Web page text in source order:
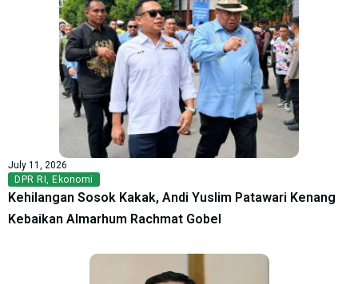
July 11, 2026
DPR RI , Ekonomi
Kehilangan Sosok Kakak, Andi Yuslim Patawari Kenang
Kebaikan Almarhum Rachmat Gobel